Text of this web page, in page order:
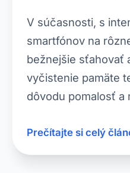
V súčasnosti, s
smartfónov na
bežnejšie sťahovať
vyčistenie pamäte
dôvodu pomalosť
Prečítajte si celý